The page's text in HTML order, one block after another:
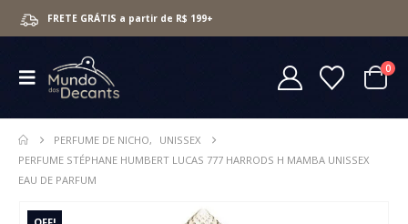
FRETE GRÁTIS a partir de R$ 199+
0
PERFUME DE NICHO,
UNISSEX
PERFUME STÉPHANE HUMBERT LUCAS 777 HARRODS H MAMBA UNISSEX
EAU DE PARFUM